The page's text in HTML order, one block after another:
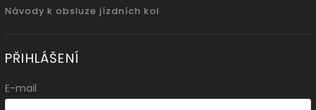
Návody k obsluze jízdních kol
PŘIHLÁŠENÍ
E-mail